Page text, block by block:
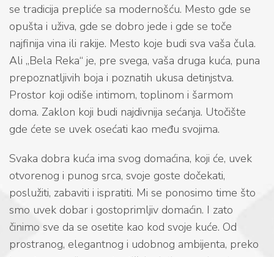
se tradicija prepliće sa modernošću. Mesto gde se
opušta i uživa, gde se dobro jede i gde se toče
najfinija vina ili rakije. Mesto koje budi sva vaša čula.
Ali „Bela Reka“ je, pre svega, vaša druga kuća, puna
prepoznatljivih boja i poznatih ukusa detinjstva.
Prostor koji odiše intimom, toplinom i šarmom
doma. Zaklon koji budi najdivnija sećanja. Utočište
gde ćete se uvek osećati kao među svojima.
Svaka dobra kuća ima svog domaćina, koji će, uvek
otvorenog i punog srca, svoje goste dočekati,
poslužiti, zabaviti i ispratiti. Mi se ponosimo time što
smo uvek dobar i gostoprimljiv domaćin. I zato
činimo sve da se osetite kao kod svoje kuće. Od
prostranog, elegantnog i udobnog ambijenta, preko